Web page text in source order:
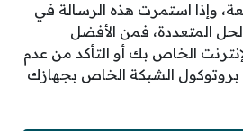
وإذا استمرت هذه الرسالة في
المتعددة، فمن الأفضل
الخاص بك أو التأكد من عدم
الشبكة الخاص بجهازك